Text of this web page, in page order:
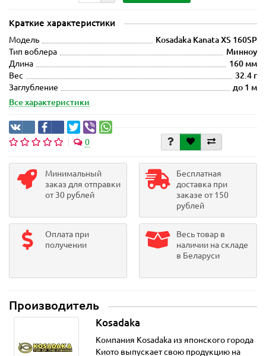
Краткие характеристики
Модель
Kosadaka Kanata XS 160SP
Тип воблера
Минноу
Длина
160 мм
Вес
32.4 г
Заглубление
до 1 м
Все характеристики
0
Минимальный
заказ для отправки
от 30 рублей
Бесплатная
доставка при
заказе от 150
рублей
Оплата при
получении
Весь товар в
наличии на складе
в Беларуси
Производитель
Kosadaka
Компания Kosadaka из японского города
Киото выпускает свою продукцию на